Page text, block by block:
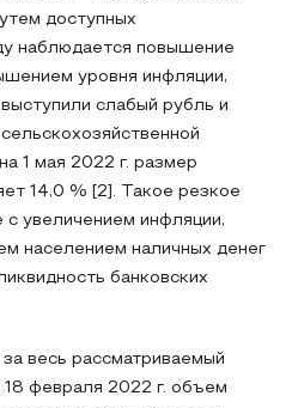
доступных
наблюдается повышение
уровня инфляции,
слабый рубль и
1 мая 2022 г. размер
14,0 % [2]. Такое резкое
увеличением инфляции,
населением наличных денег
банковских
весь рассматриваемый
18 февраля 2022 г. объем